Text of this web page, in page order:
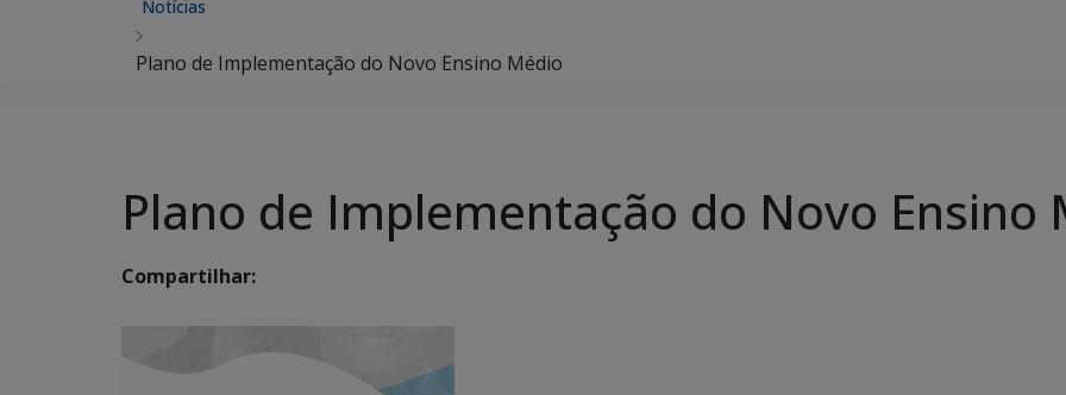
Notícias
Plano de Implementação do Novo Ensino Médio
Plano de Implementação do Novo Ensino
Compartilhar: